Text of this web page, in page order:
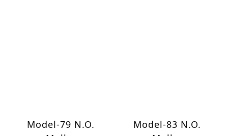
Model-79 N.O.
Model-83 N.O.